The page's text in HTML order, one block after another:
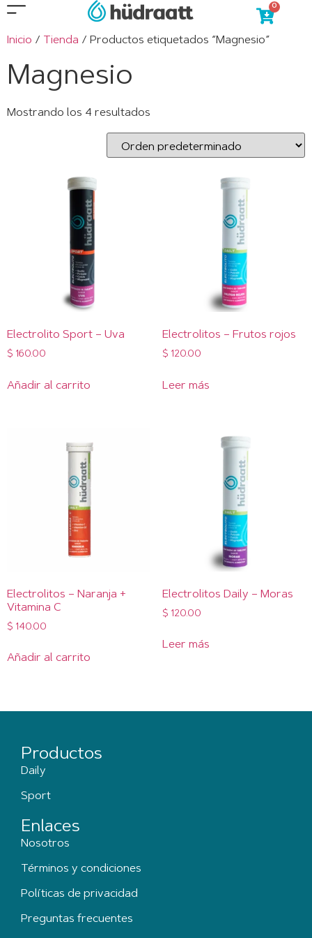
0
Inicio / Tienda / Productos etiquetados “Magnesio”
Magnesio
Mostrando los 4 resultados
Electrolito Sport – Uva
$ 160.00
Añadir al carrito
Electrolitos – Frutos rojos
$ 120.00
Leer más
Electrolitos – Naranja +
Vitamina C
$ 140.00
Añadir al carrito
Electrolitos Daily – Moras
$ 120.00
Leer más
Productos
Daily
Sport
Enlaces
Nosotros
Términos y condiciones
Políticas de privacidad
Preguntas frecuentes